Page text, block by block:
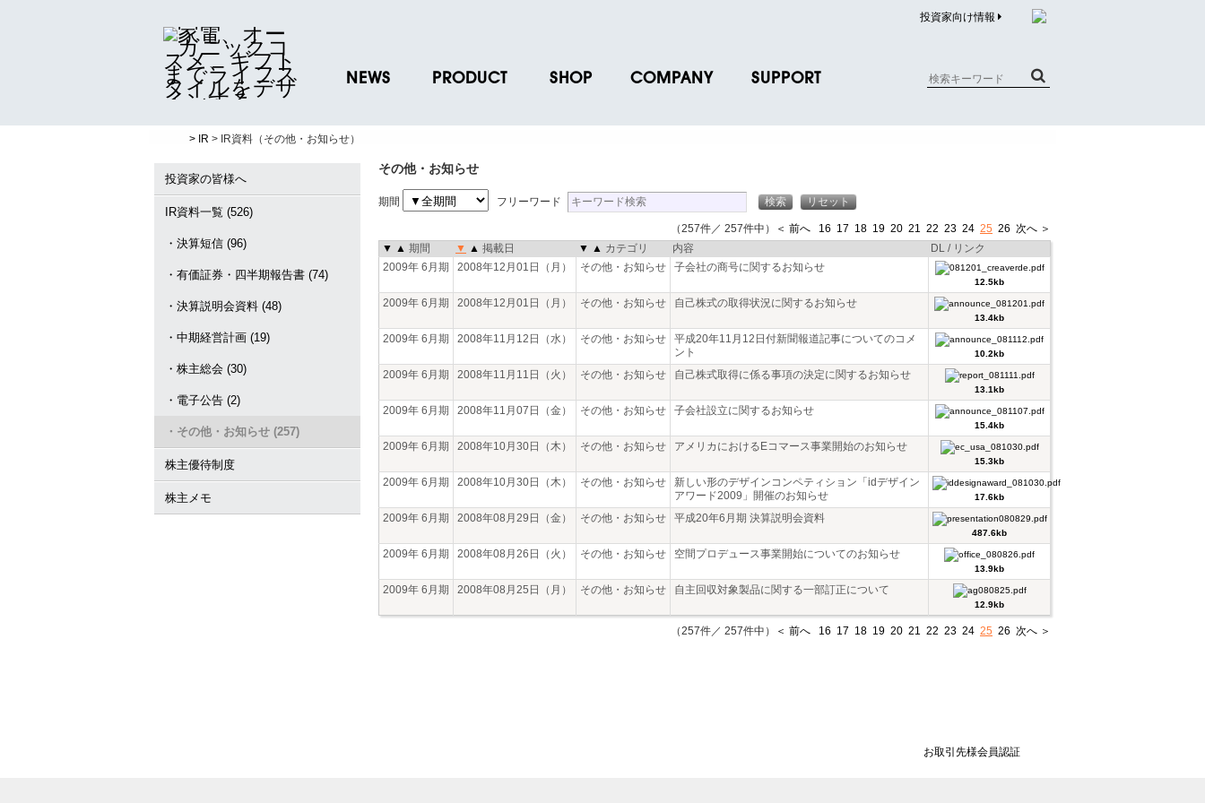
投資家向け情報
NEWS
プレスリリース
PRODUCT
ノベルティグッズ
お取引先様 会員認証
SHOP COMPANY
社会貢献活動
SUPPORT
よくあるご質問（企業）
リチウム電池内蔵品回収について
> IR > IR資料（その他・お知らせ）
投資家の皆様へ
IR資料一覧 (526)
・決算短信 (96)
・有価証券・四半期報告書 (74)
・決算説明会資料 (48)
・中期経営計画 (19)
・株主総会 (30)
・電子公告 (2)
・その他・お知らせ (257)
株主優待制度
株主メモ
その他・お知らせ
期間 フリーワード
（257件／ 257件中） ＜ 前へ 16 17 18 19 20 21 22 23 24 25 26 次へ ＞
▼ ▲ 期間 ▼ ▲ 掲載日 ▼ ▲ カテゴリ 内容
DL / リンク
2009年 6月期
2008年12月01日（月） その他・お知らせ 子会社の商号に関するお知らせ
12.5kb
2009年 6月期 2008年12月01日（月） その他・お知らせ 自己株式の取得状況に関するお知らせ
13.4kb
2009年 6月期 2008年11月12日（水） その他・お知らせ
平成20年11月12日付新聞報道記事についてのコメ
ント
10.2kb
2009年 6月期 2008年11月11日（火） その他・お知らせ 自己株式取得に係る事項の決定に関するお知らせ
13.1kb
2009年 6月期 2008年11月07日（金） その他・お知らせ 子会社設立に関するお知らせ
15.4kb
2009年 6月期 2008年10月30日（木） その他・お知らせ アメリカにおけるEコマース事業開始のお知らせ
15.3kb
2009年 6月期 2008年10月30日（木） その他・お知らせ
新しい形のデザインコンペティション「idデザイン
アワード2009」開催のお知らせ
17.6kb
2009年 6月期 2008年08月29日（金） その他・お知らせ 平成20年6月期 決算説明会資料
487.6kb
2009年 6月期 2008年08月26日（火） その他・お知らせ 空間プロデュース事業開始についてのお知らせ
13.9kb
2009年 6月期 2008年08月25日（月） その他・お知らせ 自主回収対象製品に関する一部訂正について
12.9kb
（257件／ 257件中） ＜ 前へ 16 17 18 19 20 21 22 23 24 25 26 次へ ＞
お取引先様会員認証